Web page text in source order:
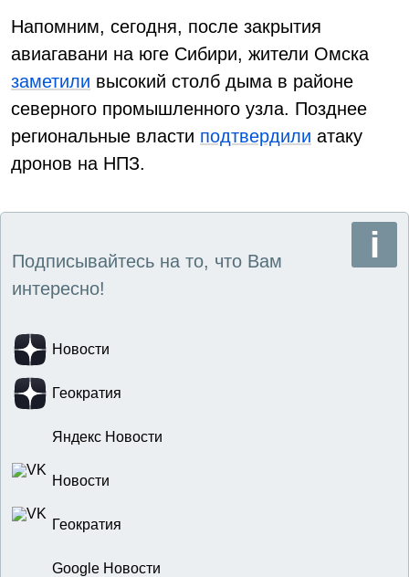
Напомним, сегодня, после закрытия
авиагавани на юге Сибири, жители Омска
заметили высокий столб дыма в районе
северного промышленного узла. Позднее
региональные власти подтвердили атаку
дронов на НПЗ.
Подписывайтесь на то, что Вам
интересно!
Новости
Геократия
Яндекс Новости
Новости
Геократия
Google Новости